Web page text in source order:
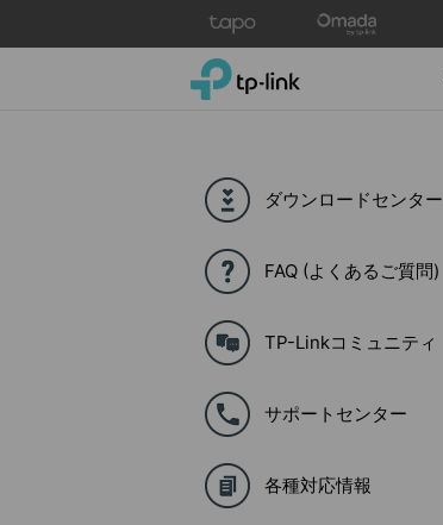
TP-Link, Reliably Smart
ダウンロードセンター
FAQ (よくあるご質問)
TP-Linkコミュニティ
サポートセンター
各種対応情報